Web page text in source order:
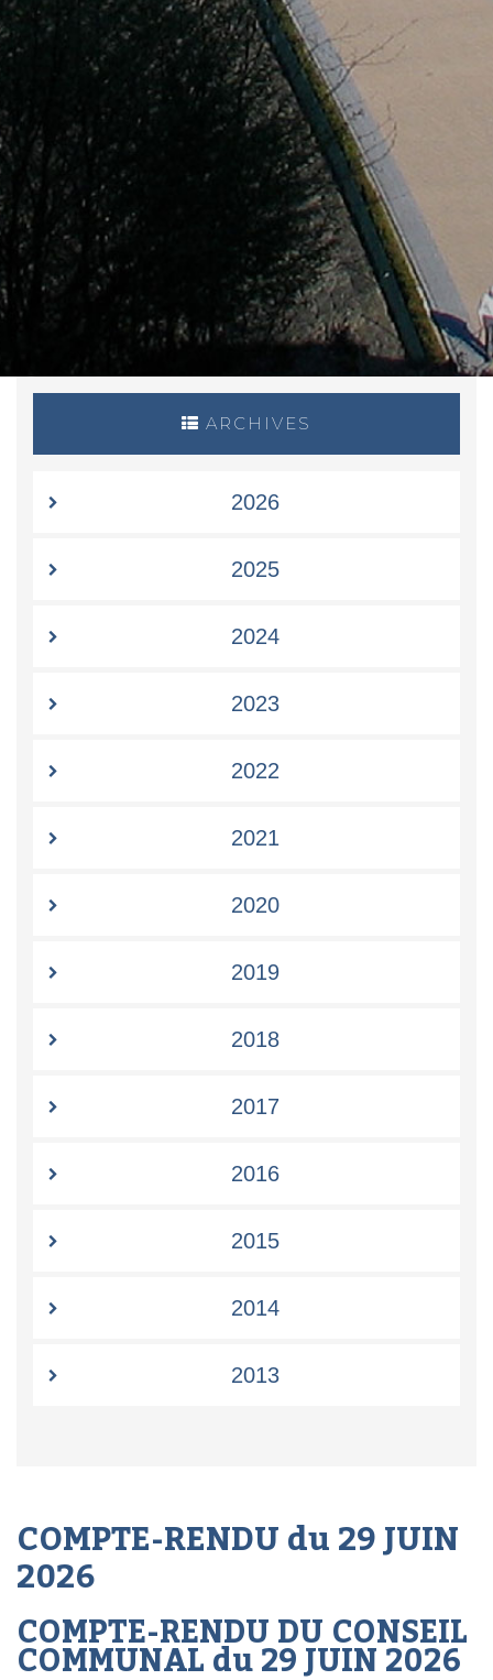
ARCHIVES
2026
2025
2024
2023
2022
2021
2020
2019
2018
2017
2016
2015
2014
2013
COMPTE-RENDU du 29 JUIN
2026
COMPTE-RENDU DU CONSEIL
COMMUNAL du 29 JUIN 2026